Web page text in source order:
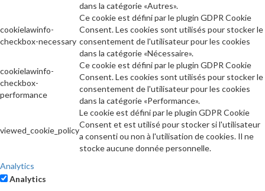
dans la catégorie «Autres».
cookielawinfo-
checkbox-necessary
Ce cookie est défini par le plugin GDPR Cookie
Consent. Les cookies sont utilisés pour stocker le
consentement de l'utilisateur pour les cookies
dans la catégorie «Nécessaire».
cookielawinfo-
checkbox-
performance
Ce cookie est défini par le plugin GDPR Cookie
Consent. Les cookies sont utilisés pour stocker le
consentement de l'utilisateur pour les cookies
dans la catégorie «Performance».
viewed_cookie_policy
Le cookie est défini par le plugin GDPR Cookie
Consent et est utilisé pour stocker si l'utilisateur
a consenti ou non à l'utilisation de cookies. Il ne
stocke aucune donnée personnelle.
Analytics
Analytics